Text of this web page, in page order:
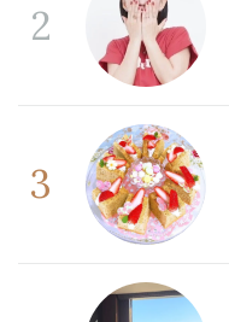
2
3